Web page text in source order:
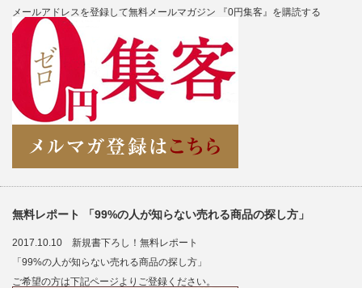
メールアドレスを登録して無料メールマガジン 『0円集客』を購読する
無料レポート 「99%の人が知らない売れる商品の探し方」
2017.10.10 新規書下ろし！無料レポート
「99%の人が知らない売れる商品の探し方」
ご希望の方は下記ページよりご登録ください。